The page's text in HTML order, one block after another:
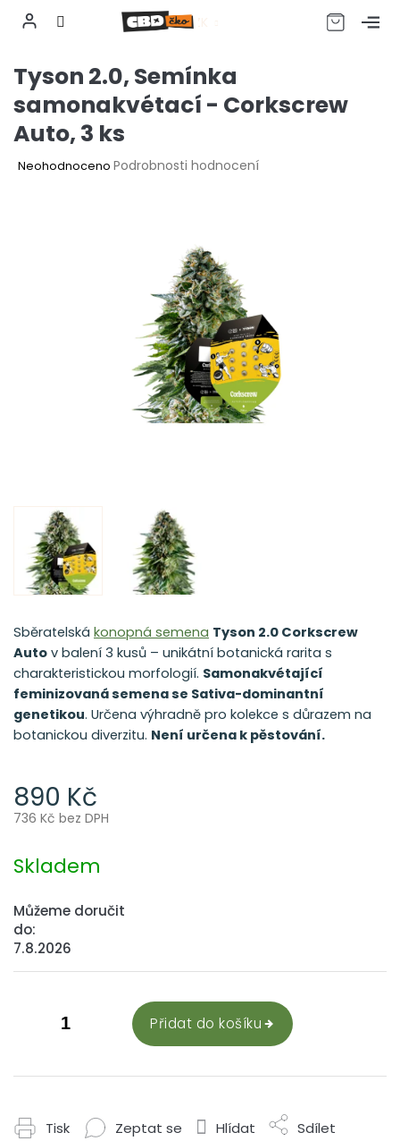
na
obsah
CZK
Tyson 2.0, Semínka
samonakvétací - Corkscrew
Auto, 3 ks
Průměrné
Neohodnoceno Podrobnosti hodnocení
890 Kč
736 Kč bez DPH
cena:
Skladem
Můžeme doručit
do:
7.8.2026
Přidat do košíku
Sběratelská konopná semena Tyson 2.0 Corkscrew
Auto v balení 3 kusů – unikátní botanická rarita s
charakteristickou morfologií. Samonakvétající
feminizovaná semena se Sativa-dominantní
genetikou. Určena výhradně pro kolekce s důrazem na
botanickou diverzitu. Není určena k pěstování.
Tisk Zeptat se Hlídat Sdílet